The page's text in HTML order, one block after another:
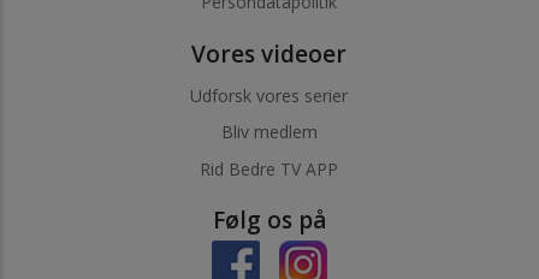
Vores videoer
Udforsk vores serier
Bliv medlem
Rid Bedre TV APP
Følg os på